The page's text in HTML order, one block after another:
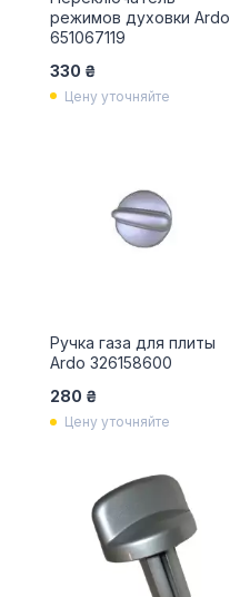
режимов духовки Ardo
651067119
330 ₴
Цену уточняйте
Ручка газа для плиты
Ardo 326158600
280 ₴
Цену уточняйте